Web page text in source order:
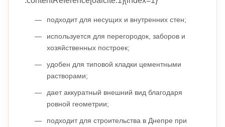
подходит для несущих и внутренних стен;
используется для перегородок, заборов и
хозяйственных построек;
удобен для типовой кладки цементными
растворами;
дает аккуратный внешний вид благодаря
ровной геометрии;
подходит для строительства в Днепре при